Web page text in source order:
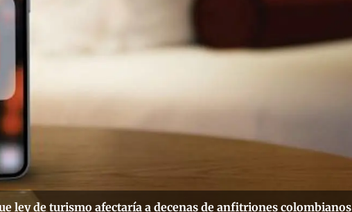
ley de turismo afectaría a decenas de anfitriones colombianos